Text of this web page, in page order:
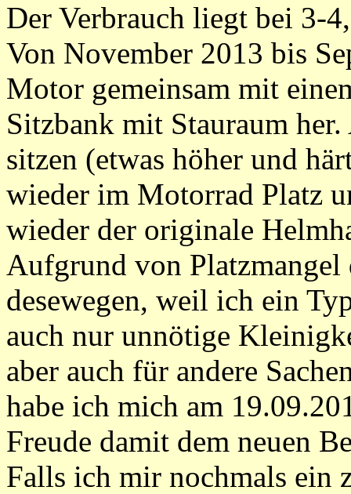
Der Verbrauch liegt bei 3-
Von November 2013 bis
Motor gemeinsam mit
Sitzbank mit Stauraum
sitzen (etwas höher und
wieder im Motorrad Platz
wieder der originale
Aufgrund von Platzmangel
desewegen, weil ich ein
auch nur unnötige
aber auch für andere
habe ich mich am
Freude damit dem neuen
Falls ich mir nochmals ein